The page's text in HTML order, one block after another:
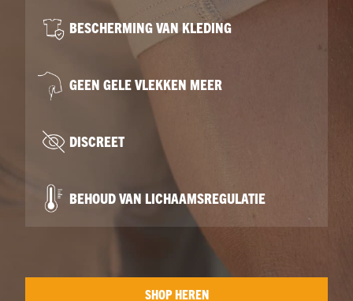
BESCHERMING VAN KLEDING
GEEN GELE VLEKKEN MEER
DISCREET
BEHOUD VAN LICHAAMSREGULATIE
SHOP HEREN